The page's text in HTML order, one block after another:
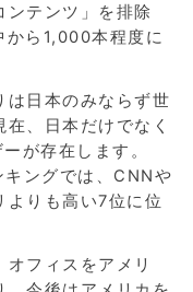
ンテンツ」を排除
から1,000本程度に
は日本のみならず世
、日本だけでなく
が存在します。
ングでは、CNNや
よりも高い7位に位
フィスをアメリ